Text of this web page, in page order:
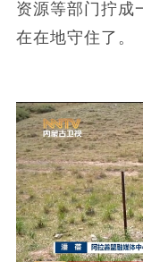
资源等部门拧成
在在地守住了。